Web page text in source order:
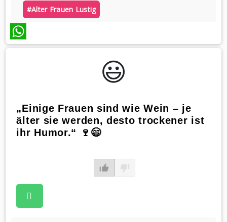
#alter Frauen Lustig
WhatsApp
😃️
„Einige Frauen sind wie Wein – je
älter sie werden, desto trockener ist
ihr Humor.“ 🍷😄